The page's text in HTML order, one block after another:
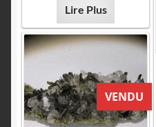
Lire Plus
VENDU